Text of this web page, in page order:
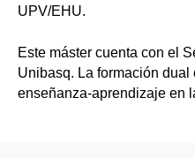
UPV/EHU.
Este máster cuenta con el
Unibasq. La formación
enseñanza-aprendizaje en